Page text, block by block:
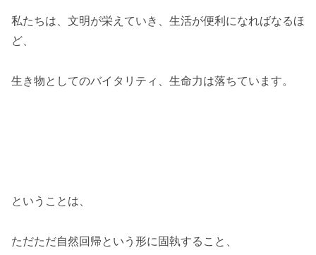
私たちは、文明が栄えていき、生活が便利になればなるほ
ど、
生き物としてのバイタリティ、生命力は落ちています。
ということは、
ただただ自然回帰という形に固執すること、